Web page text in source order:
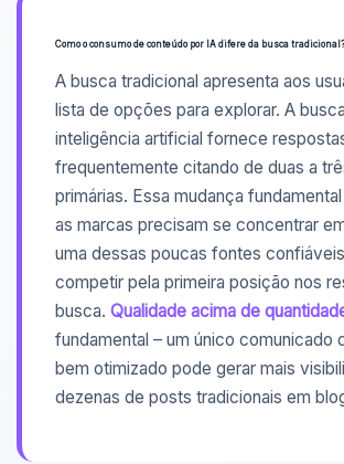
Como o consumo de conteúdo por IA difere da busca tradicional?
A busca tradicional apresenta aos
lista de opções para explorar. A
inteligência artificial fornece
frequentemente citando de duas a
primárias. Essa mudança
as marcas precisam se concentrar
uma dessas poucas fontes
competir pela primeira posição nos
busca. Qualidade acima de
fundamental – um único comunicado
bem otimizado pode gerar mais
dezenas de posts tradicionais em